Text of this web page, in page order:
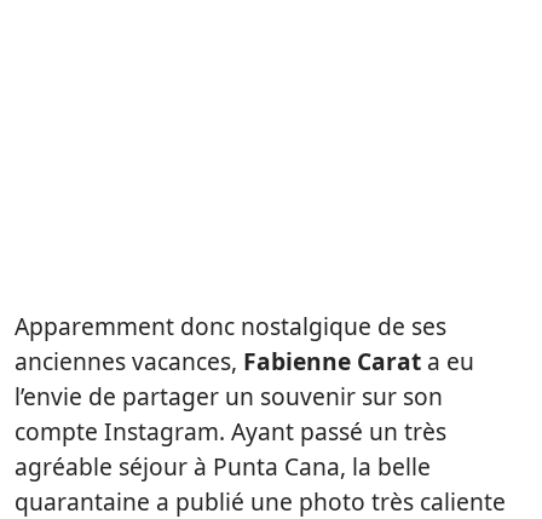
Apparemment donc nostalgique de ses
anciennes vacances, Fabienne Carat a eu
l’envie de partager un souvenir sur son
compte Instagram. Ayant passé un très
agréable séjour à Punta Cana, la belle
quarantaine a publié une photo très caliente